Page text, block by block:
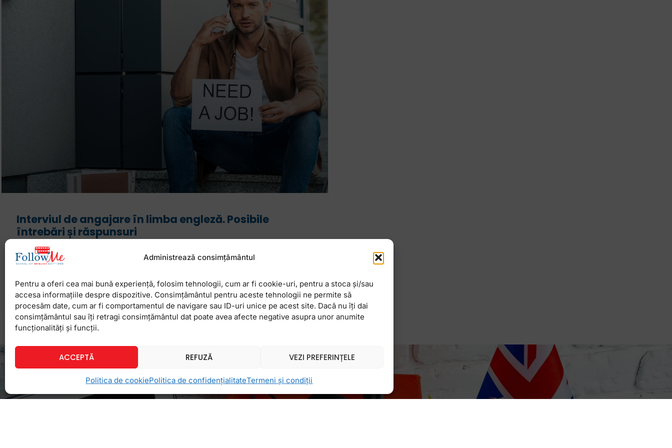
Administrează consimțământul
Pentru a oferi cea mai bună experiență, folosim tehnologii, cum ar fi cookie-uri, pentru a stoca și/sau
accesa informațiile despre dispozitive. Consimțământul pentru aceste tehnologii ne permite să
procesăm date, cum ar fi comportamentul de navigare sau ID-uri unice pe acest site. Dacă nu îți dai
consimțământul sau îți retragi consimțământul dat poate avea afecte negative asupra unor anumite
funcționalități și funcții.
ACCEPTĂ REFUZĂ VEZI PREFERINȚELE
Politica de cookiePolitica de confidențialitateTermeni și condiții
Interviul de angajare în limba engleză. Posibile
întrebări și răspunsuri
Interviul pentru angajare. Iată ceva ce îi sperie până și pe cei mai buni
dintre noi. Să fii evaluat de cineva care ține în mâini butonul de
5 februarie 2025 Niciun comentariu
Newsletter